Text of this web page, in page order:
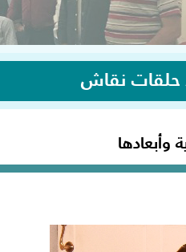
حلقات نقاش
وأبعادها